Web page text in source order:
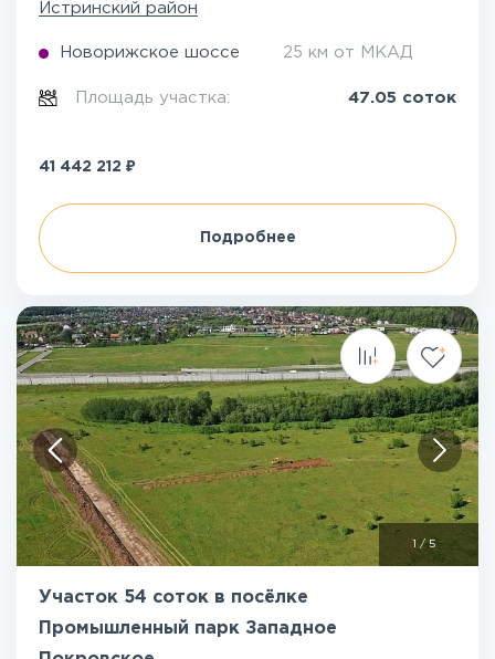
Истринский район
Новорижское шоссе 25 км от МКАД
Площадь участка: 47.05 соток
41 442 212 ₽
Подробнее
/5
Участок 54 соток в посёлке
Промышленный парк Западное